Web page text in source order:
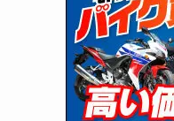
(34)
(5)
(12)
(25)
(24)
(47)
(62)
(4)
(6)
(131)
(38)
(131)
(167)
(85)
(21)
(171)
(98)
(274)
(415)
(170)
(19)